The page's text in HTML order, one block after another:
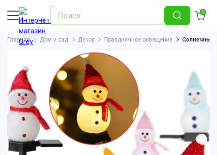
0
Главная Дом и сад Декор Праздничное освещение Солнечный